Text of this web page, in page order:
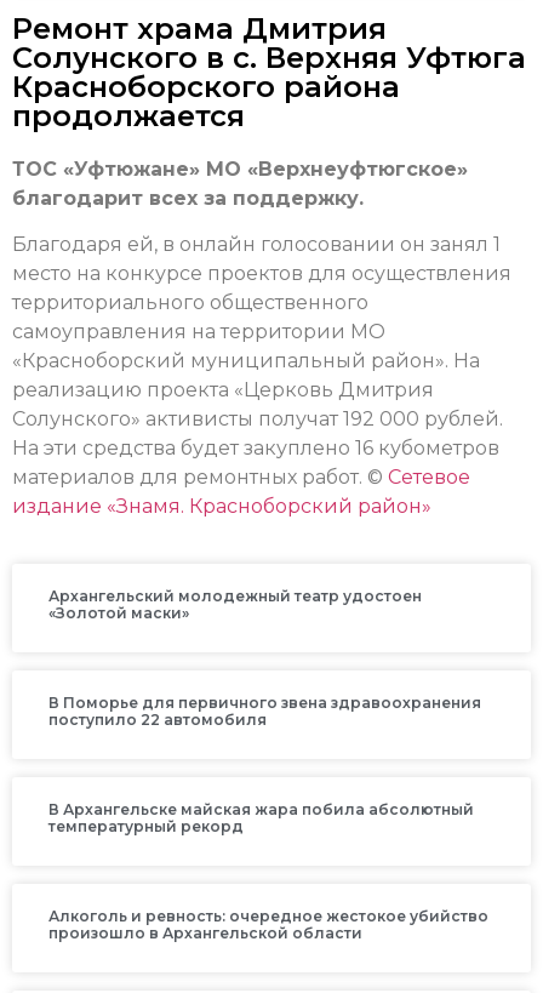
Ремонт храма Дмитрия
Солунского в с. Верхняя Уфтюга
Красноборского района
продолжается
ТОС «Уфтюжане» МО «Верхнеуфтюгское»
благодарит всех за поддержку.
Благодаря ей, в онлайн голосовании он занял 1
место на конкурсе проектов для осуществления
территориального общественного
самоуправления на территории МО
«Красноборский муниципальный район». На
реализацию проекта «Церковь Дмитрия
Солунского» активисты получат 192 000 рублей.
На эти средства будет закуплено 16 кубометров
материалов для ремонтных работ. © Сетевое
издание «Знамя. Красноборский район»
Архангельский молодежный театр удостоен
«Золотой маски»
В Поморье для первичного звена здравоохранения
поступило 22 автомобиля
В Архангельске майская жара побила абсолютный
температурный рекорд
Алкоголь и ревность: очередное жестокое убийство
произошло в Архангельской области